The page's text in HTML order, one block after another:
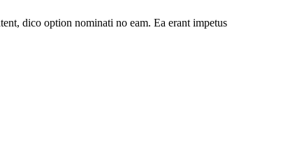
dico option nominati no eam. Ea erant impetus